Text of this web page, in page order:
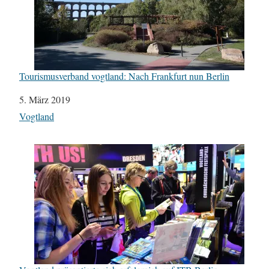
Tourismusverband vogtland: Nach Frankfurt nun Berlin
Datum
5. März 2019
In Bezug auf
Vogtland